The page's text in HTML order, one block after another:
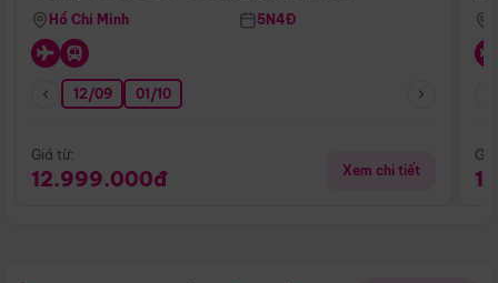
Hồ Chí Minh 5N4Đ
12/09 01/10
Giá từ:
12.999.000đ Xem chi tiết